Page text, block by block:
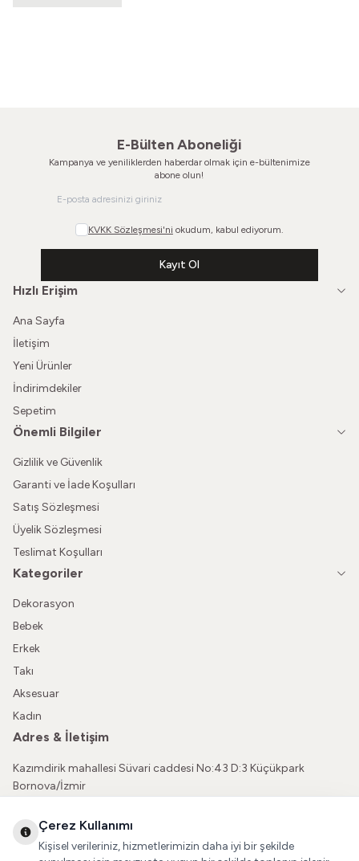
E-Bülten Aboneliği
Kampanya ve yeniliklerden haberdar olmak için e-bültenimize
abone olun!
KVKK Sözleşmesi'ni okudum, kabul ediyorum.
Kayıt Ol
Hızlı Erişim
Ana Sayfa
İletişim
Yeni Ürünler
İndirimdekiler
Sepetim
Önemli Bilgiler
Gizlilik ve Güvenlik
Garanti ve İade Koşulları
Satış Sözleşmesi
Üyelik Sözleşmesi
Teslimat Koşulları
Kategoriler
Dekorasyon
Bebek
Erkek
Takı
Aksesuar
Kadın
Adres & İletişim
Kazımdirik mahallesi Süvari caddesi No:43 D:3 Küçükpark
Bornova/İzmir
vatkaliguve@gmail.com
Sosyal Medya
Çerez Kullanımı
Kişisel verileriniz, hizmetlerimizin daha iyi bir şekilde